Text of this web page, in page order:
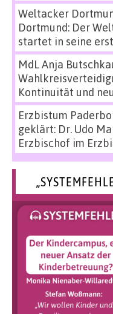
Weltacker
Dortmund: Der
startet in seine
MdL Anja
Kontinuität und
Erzbistum
geklärt: Dr. Udo
Erzbischof im